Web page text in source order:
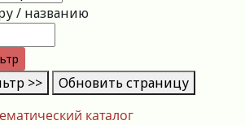
каталог
/ названию
Сбросить фильтр >> Обновить страницу